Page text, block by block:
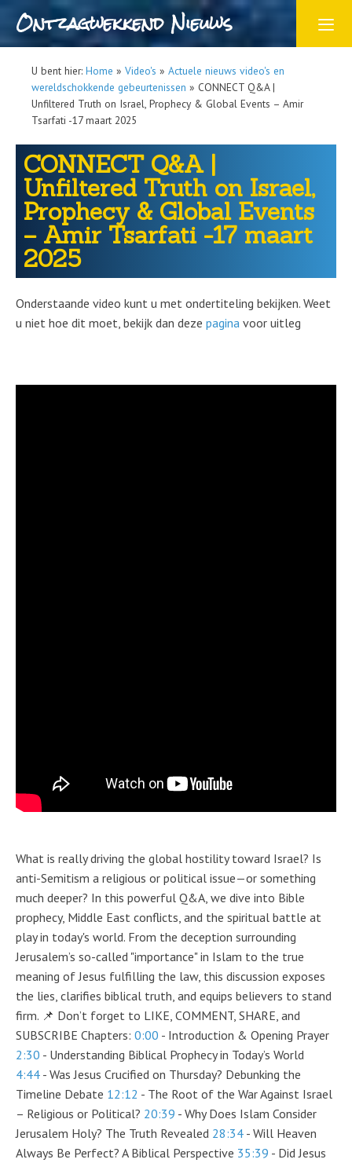
Ontzagwekkend Nieuws
U bent hier: Home » Video's » Actuele nieuws video's en
wereldschokkende gebeurtenissen » CONNECT Q&A |
Unfiltered Truth on Israel, Prophecy & Global Events – Amir
Tsarfati -17 maart 2025
CONNECT Q&A |
Unfiltered Truth on Israel,
Prophecy & Global Events
– Amir Tsarfati -17 maart
2025
Onderstaande video kunt u met ondertiteling bekijken. Weet
u niet hoe dit moet, bekijk dan deze pagina voor uitleg
What is really driving the global hostility toward Israel? Is
anti-Semitism a religious or political issue—or something
much deeper? In this powerful Q&A, we dive into Bible
prophecy, Middle East conflicts, and the spiritual battle at
play in today's world. From the deception surrounding
Jerusalem’s so-called "importance" in Islam to the true
meaning of Jesus fulfilling the law, this discussion exposes
the lies, clarifies biblical truth, and equips believers to stand
firm. 📌 Don’t forget to LIKE, COMMENT, SHARE, and
SUBSCRIBE Chapters: 0:00 - Introduction & Opening Prayer
2:30 - Understanding Biblical Prophecy in Today’s World
4:44 - Was Jesus Crucified on Thursday? Debunking the
Timeline Debate 12:12 - The Root of the War Against Israel
– Religious or Political? 20:39 - Why Does Islam Consider
Jerusalem Holy? The Truth Revealed 28:34 - Will Heaven
Always Be Perfect? A Biblical Perspective 35:39 - Did Jesus